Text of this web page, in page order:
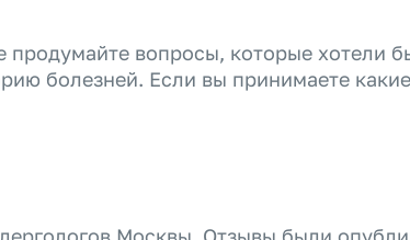
вопросы, которые хотели
болезней. Если вы принимаете